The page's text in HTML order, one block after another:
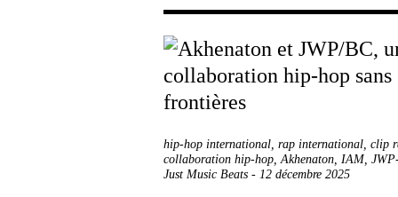
hip-hop international, rap international, clip
collaboration hip-hop,Akhenaton, IAM,
Just Music Beats - 12 décembre 2025